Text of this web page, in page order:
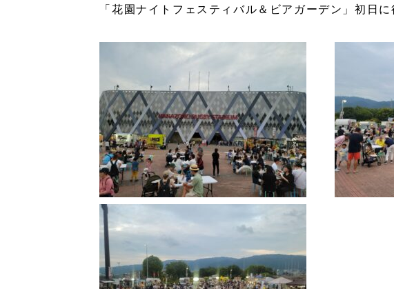
「花園ナイトフェスティバル＆ビアガーデン」初日に